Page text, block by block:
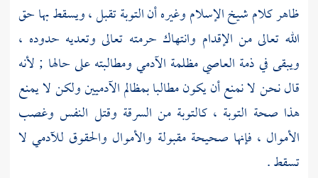
ظاهر كلام شيخ الإسلام وغيره أن التوبة تقبل ، ويسقط بها حق
الله تعالى من الإقدام وانتهاك حرمته تعالى وتعديه حدوده ،
ويبقى في ذمة العاصي مظلمة الآدمي ومطالبته على حالها ; لأنه
قال نحن لا نمنع أن يكون مطالبا بمظالم الآدميين ولكن لا يمنع
هذا صحة التوبة ، كالتوبة من السرقة وقتل النفس وغصب
الأموال ، فإنها صحيحة مقبولة والأموال والحقوق للآدمي لا
تسقط .